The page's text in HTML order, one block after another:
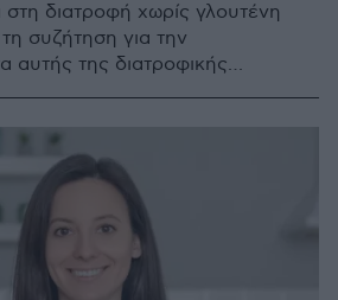
διατροφή χωρίς γλουτένη
συζήτηση για την
αυτής της διατροφικής